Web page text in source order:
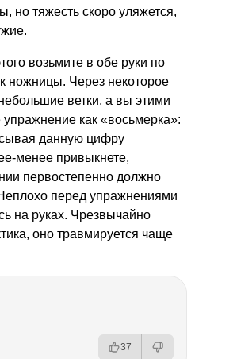
но тяжесть скоро уляжется,
возьмите в обе руки по
ножницы. Через некоторое
ветки, а вы этими
как «восьмерка»:
данную цифру
менее привыкнете,
первостепенно должно
перед упражнениями
на руках. Чрезвычайно
оно травмируется чаще
37